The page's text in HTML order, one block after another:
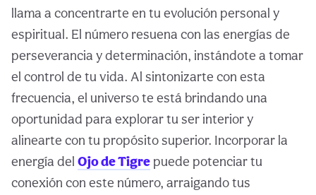
llama a concentrarte en tu evolución personal y
espiritual. El número resuena con las energías de
perseverancia y determinación, instándote a tomar
el control de tu vida. Al sintonizarte con esta
frecuencia, el universo te está brindando una
oportunidad para explorar tu ser interior y
alinearte con tu propósito superior. Incorporar la
energía del Ojo de Tigre puede potenciar tu
conexión con este número, arraigando tus